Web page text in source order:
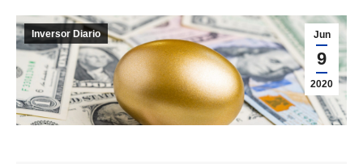
Jun
9
2020
Inversor Diario